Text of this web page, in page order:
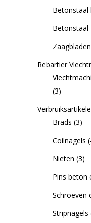
Betonstaal
Betonstaal
Rebartier
(3)
Brads (3)
Coilnagels
Nieten (3)
Pins beton
Schroeven
Stripnagels